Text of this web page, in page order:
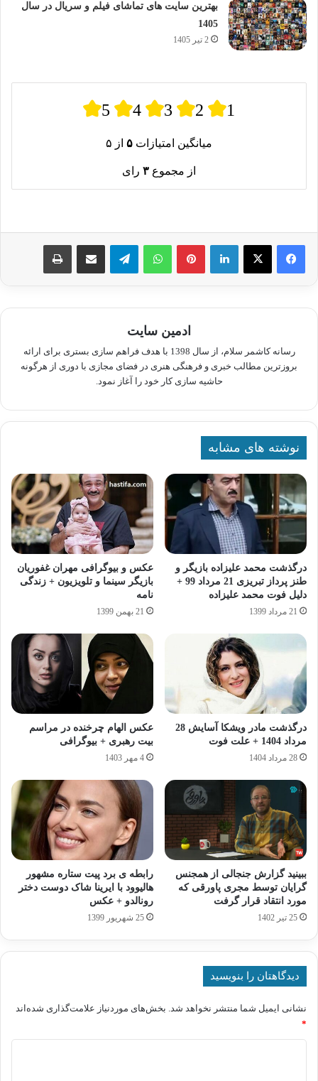
بهترین سایت های تماشای فیلم و سریال در سال
1405
2 تیر 1405
5 4 3 2 1
میانگین امتیازات ۵ از ۵
از مجموع ۳ رای
لینکدین پینترستواتس آپ تلگرام اشتراک گذاری از طریق ایمیل چاپ
ادمین سایت
رسانه کاشمر سلام، از سال 1398 با هدف فراهم سازی بستری برای ارائه
بروزترین مطالب خبری و فرهنگی هنری در فضای مجازی با دوری از هرگونه
حاشیه سازی کار خود را آغاز نمود.
نوشته های مشابه
درگذشت محمد علیزاده بازیگر و
طنز پرداز تبریزی 21 مرداد 99 +
دلیل فوت محمد علیزاده
21 مرداد 1399
عکس و بیوگرافی مهران غفوریان
بازیگر سینما و تلویزیون + زندگی
نامه
21 بهمن 1399
درگذشت مادر ویشکا آسایش 28
مرداد 1404 + علت فوت
28 مرداد 1404
عکس الهام چرخنده در مراسم
بیت رهبری + بیوگرافی
4 مهر 1403
ببینید گزارش جنجالی از همجنس
گرایان توسط مجری پاورقی که
مورد انتقاد قرار گرفت
25 تیر 1402
رابطه ی برد پیت ستاره مشهور
هالیوود با ایرینا شاک دوست دختر
رونالدو + عکس
25 شهریور 1399
دیدگاهتان را بنویسید
نشانی ایمیل شما منتشر نخواهد شد. بخش‌های موردنیاز علامت‌گذاری شده‌اند
*